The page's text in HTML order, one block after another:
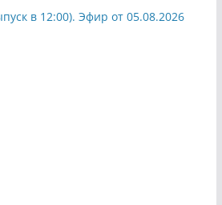
в 12:00). Эфир от 05.08.2026